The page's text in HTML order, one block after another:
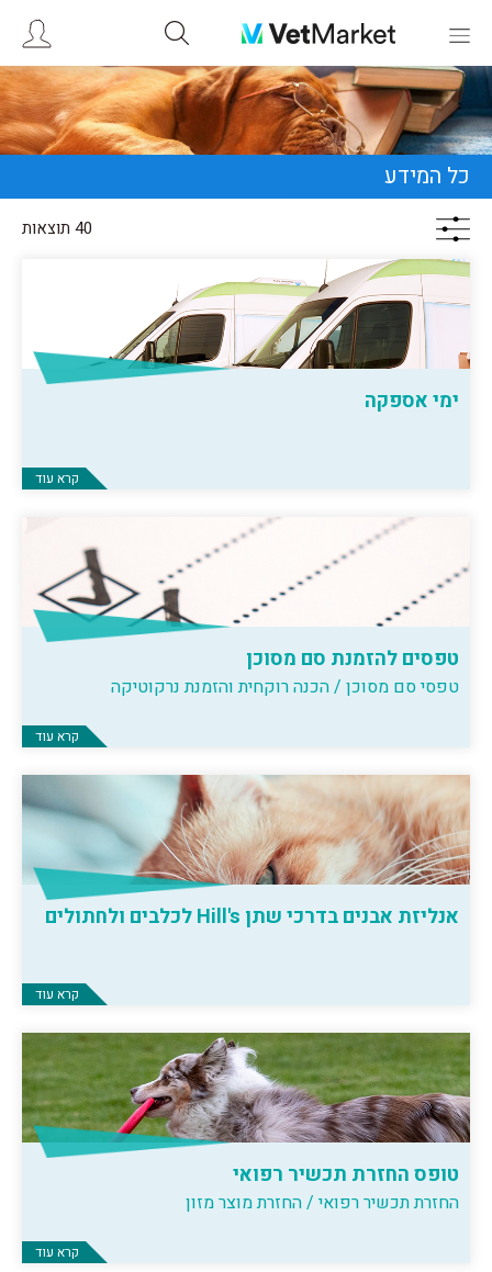
כל המידע
40 תוצאות
ימי אספקה
קרא עוד
טפסים להזמנת סם מסוכן
טפסי סם מסוכן / הכנה רוקחית והזמנת נרקוטיקה
קרא עוד
אנליזת אבנים בדרכי שתן Hill's לכלבים ולחתולים
קרא עוד
טופס החזרת תכשיר רפואי
החזרת תכשיר רפואי / החזרת מוצר מזון
קרא עוד